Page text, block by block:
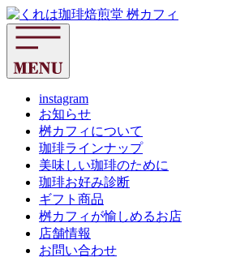
コ
ン
テ
ン
ツ
instagram
お知らせ
桝カフィについて
珈琲ラインナップ
美味しい珈琲のために
珈琲お好み診断
ギフト商品
桝カフィが愉しめるお店
店舗情報
お問い合わせ